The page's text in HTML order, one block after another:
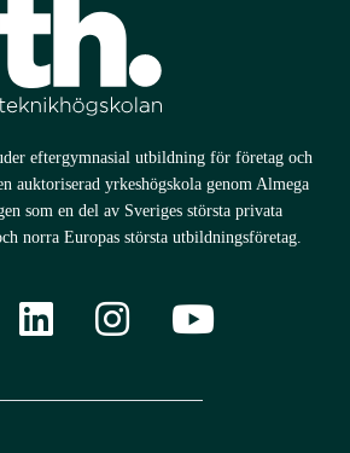
eftergymnasial utbildning för företag och
auktoriserad yrkeshögskola genom Almega
som en del av Sveriges största privata
norra Europas största utbildningsföretag.